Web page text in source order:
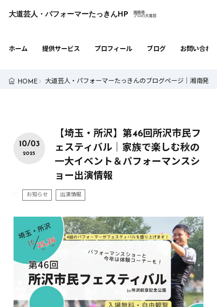
大道芸人・パフォーマーたっきんHP
湘南発
プロの大道芸
ホーム 提供サービス プロフィール ブログ お問い合わ
HOME 大道芸人・パフォーマーたっきんのブログページ｜湘南発・
10/03
2025
【埼玉・所沢】第46回所沢市民フ
ェスティバル｜家族で楽しむ秋の
一大イベント＆パフォーマンスシ
ョー出演情報
お知らせ 出演情報